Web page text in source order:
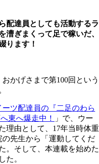
配達員としても活動するラ
漕ぎまくって足で稼いだ、
ります！
かげさまで第100回という
ツ配達員の『二足のわら
東へ爆走中！
」で、ウー
理由として、17年当時体重
先生から「運動してくだ
。そして、本連載を始めた
た。